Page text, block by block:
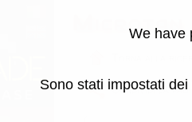
Condividi la
We have
Sono stati impostati